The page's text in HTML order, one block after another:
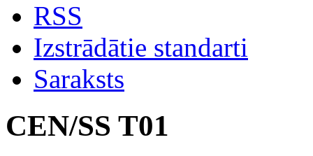
RSS
Izstrādātie standarti
Saraksts
CEN/SS T01